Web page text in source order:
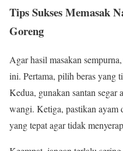
Tips Sukses Memasak
Goreng
Agar hasil masakan
ini. Pertama, pilih beras yang
Kedua, gunakan santan
wangi. Ketiga, pastikan ayam
yang tepat agar tidak